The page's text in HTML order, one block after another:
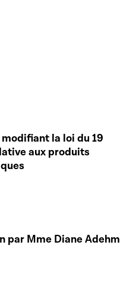
la loi du 19
aux produits
par Mme Diane Adehm